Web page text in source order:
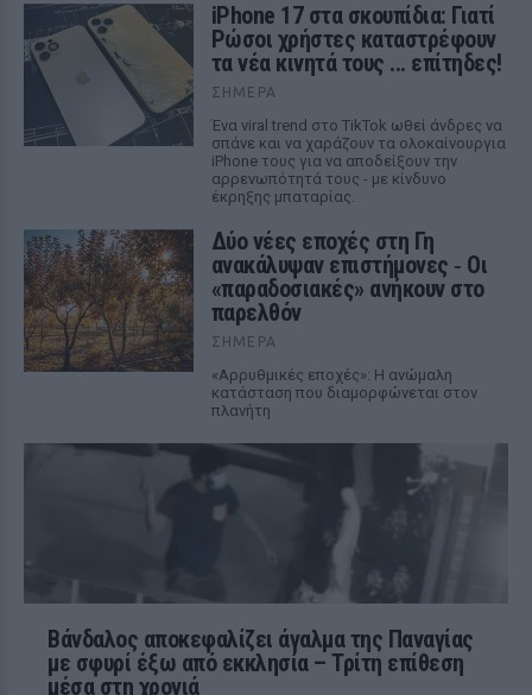
iPhone 17 στα σκουπίδια: Γιατί
Ρώσοι χρήστες καταστρέφουν
τα νέα κινητά τους ... επίτηδες!
ΣΉΜΕΡΑ
Ένα viral trend στο TikTok ωθεί άνδρες να
σπάνε και να χαράζουν τα ολοκαίνουργια
iPhone τους για να αποδείξουν την
αρρενωπότητά τους - με κίνδυνο
έκρηξης μπαταρίας.
Δύο νέες εποχές στη Γη
ανακάλυψαν επιστήμονες ‑ Oι
«παραδοσιακές» ανήκουν στο
παρελθόν
ΣΉΜΕΡΑ
«Αρρυθμικές εποχές»: Η ανώμαλη
κατάσταση που διαμορφώνεται στον
πλανήτη
Βάνδαλος αποκεφαλίζει άγαλμα της Παναγίας
με σφυρί έξω από εκκλησία – Τρίτη επίθεση
μέσα στη χρονιά